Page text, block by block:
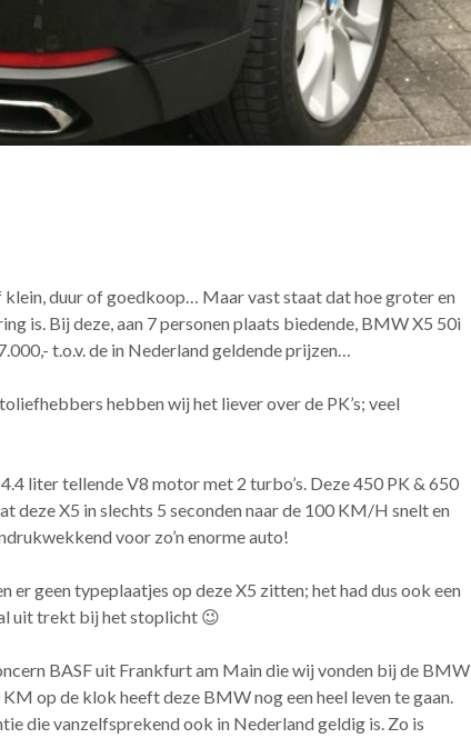
duur of goedkoop… Maar vast staat dat hoe groter en
is. Bij deze, aan 7 personen plaats biedende, BMW X5 50i
t.o.v. de in Nederland geldende prijzen…
hebben wij het liever over de PK’s; veel
liter tellende V8 motor met 2 turbo’s. Deze 450 PK & 650
X5 in slechts 5 seconden naar de 100 KM/H snelt en
voor zo’n enorme auto!
geen typeplaatjes op deze X5 zitten; het had dus ook een
uit trekt bij het stoplicht 😉
BASF uit Frankfurt am Main die wij vonden bij de BMW
op de klok heeft deze BMW nog een heel leven te gaan.
die vanzelfsprekend ook in Nederland geldig is. Zo is